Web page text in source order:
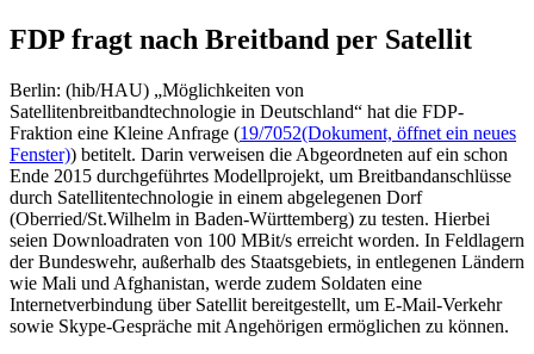
FDP fragt nach Breitband per Satellit
Berlin: (hib/HAU) „Möglichkeiten von
Satellitenbreitbandtechnologie in Deutschland“ hat die FDP-
Fraktion eine Kleine Anfrage (19/7052(Dokument, öffnet ein neues
Fenster)) betitelt. Darin verweisen die Abgeordneten auf ein schon
Ende 2015 durchgeführtes Modellprojekt, um Breitbandanschlüsse
durch Satellitentechnologie in einem abgelegenen Dorf
(Oberried/St.Wilhelm in Baden-Württemberg) zu testen. Hierbei
seien Downloadraten von 100 MBit/s erreicht worden. In Feldlagern
der Bundeswehr, außerhalb des Staatsgebiets, in entlegenen Ländern
wie Mali und Afghanistan, werde zudem Soldaten eine
Internetverbindung über Satellit bereitgestellt, um E-Mail-Verkehr
sowie Skype-Gespräche mit Angehörigen ermöglichen zu können.